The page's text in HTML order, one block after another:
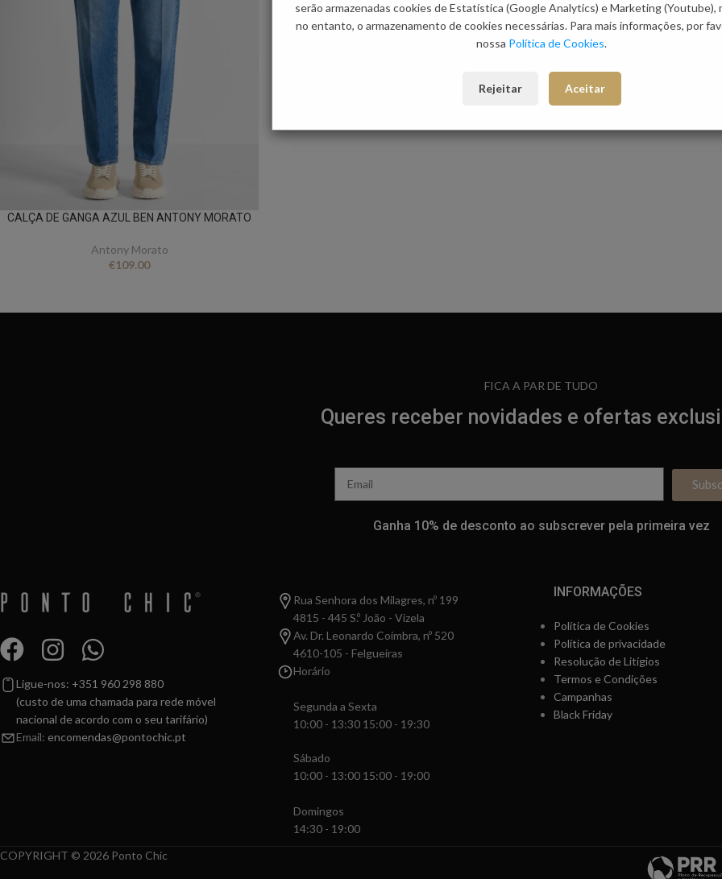
CALÇA DE GANGA AZUL BEN ANTONY MORATO
Antony Morato
€109.00
FICA A PAR DE TUDO
Queres receber novidades e ofertas
Ganha 10% de desconto ao subscrever pela primeira vez
Ligue-nos: +351 960 298 880
(custo de uma chamada para rede móvel
nacional de acordo com o seu tarifário)
Email: encomendas@pontochic.pt
Rua Senhora dos Milagres, nº 199
4815 - 445 S.º João - Vizela
Av. Dr. Leonardo Coimbra, nº 520
4610-105 - Felgueiras
Horário
Segunda a Sexta
10:00 - 13:30 15:00 - 19:30
Sábado
10:00 - 13:00 15:00 - 19:00
Domingos
14:30 - 19:00
INFORMAÇÕES
Política de Cookies
Política de privacidade
Resolução de Litígios
Termos e Condições
Campanhas
Black Friday
COPYRIGHT © 2026 Ponto Chic
serão armazenadas cookies de Estatística (Google Analytics) e Marketing (Youtube),
no entanto, o armazenamento de cookies necessárias. Para mais informações, por
nossa Política de Cookies.
Rejeitar Aceitar